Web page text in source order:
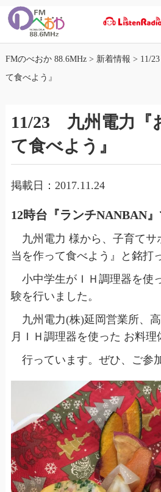
FMのべおか 88.6MHz> 新着情報 > 11/
て食べよう』
11/23 九州電力『
て食べよう』
掲載日：2017.11.24
12時台『ランチNANBAN』
九州電力 様から、子育てサ
当を作って食べよう』と銘打
小中学生がＩＨ調理器を使
験を行いました。
九州電力(株)延岡営業所、
月ＩＨ調理器を使った お料理
行っています。ぜひ、ご参